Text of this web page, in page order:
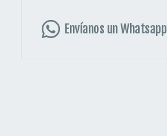
Envíanos un Whatsapp